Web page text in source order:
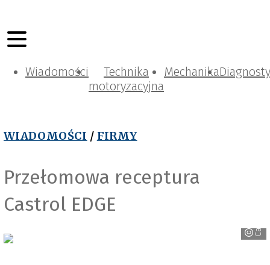
Wiadomości
Technika
motoryzacyjna
Mechanika
WIADOMOŚCI / FIRMY
Przełomowa receptura
Castrol EDGE
Castrol